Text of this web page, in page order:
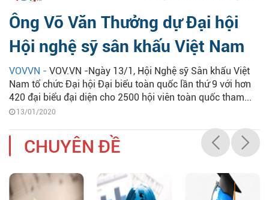
Ông Võ Văn Thưởng dự Đại hội
Hội nghệ sỹ sân khấu Việt Nam
VOVVN - VOV.VN -Ngày 13/1, Hội Nghệ sỹ Sân khấu Việt
Nam tổ chức Đại hội Đại biểu toàn quốc lần thứ 9 với hơn
420 đại biểu đại diện cho 2500 hội viên toàn quốc tham...
13/01/2020
CHUYÊN ĐỀ